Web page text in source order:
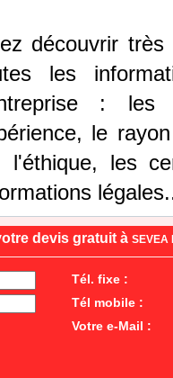
découvrir très
les
: les
le
l'éthique, les
devis gratuit à SEVEA
Tél. fixe :
Tél mobile :
Votre e-Mail :